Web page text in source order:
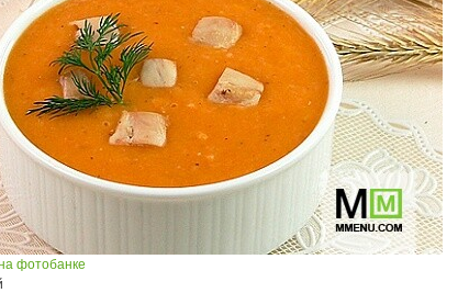
фотобанке